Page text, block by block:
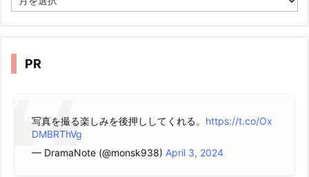
ー
イ
PR
写真を撮る楽しみを後押ししてくれる。 https://t.co/Ox
DMBRThVg
— DramaNote (@monsk938) April 3, 2024